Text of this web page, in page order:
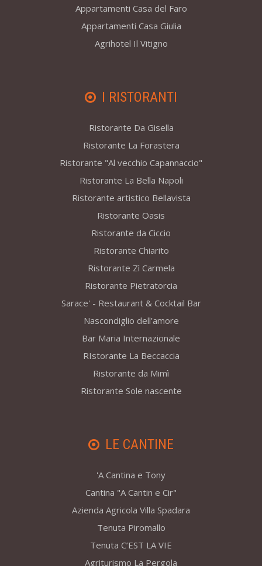
Appartamenti Casa del Faro
Appartamenti Casa Giulia
Agrihotel Il Vitigno
I RISTORANTI
Ristorante Da Gisella
Ristorante La Forastera
Ristorante "Al vecchio Capannaccio"
Ristorante La Bella Napoli
Ristorante artistico Bellavista
Ristorante Oasis
Ristorante da Ciccio
Ristorante Chiarito
Ristorante Zì Carmela
Ristorante Pietratorcia
Sarace' - Restaurant & Cocktail Bar
Nascondiglio dell’amore
Bar Maria Internazionale
RIstorante La Beccaccia
Ristorante da Mimì
Ristorante Sole nascente
LE CANTINE
'A Cantina e Tony
Cantina "A Cantin e Cir"
Azienda Agricola Villa Spadara
Tenuta Piromallo
Tenuta C’EST LA VIE
Agriturismo La Pergola